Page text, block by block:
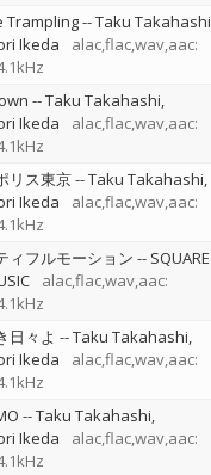
Trampling--Taku Takahashi
Ikeda
alac,flac,wav,aac:
--Taku Takahashi
Ikeda
alac,flac,wav,aac:
リス東京--Taku Takahashi
Ikeda
alac,flac,wav,aac:
ィフルモーション -- SQUARE
alac,flac,wav,aac:
日々よ --Taku Takahashi
Ikeda
alac,flac,wav,aac:
--Taku Takahashi
Ikeda
alac,flac,wav,aac: